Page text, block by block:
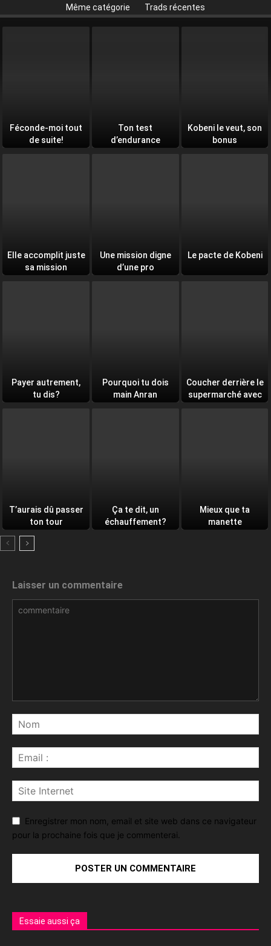
Même catégorie Trads récentes
Féconde-moi tout
de suite!
Ton test
d’endurance
Kobeni le veut, son
bonus
Elle accomplit juste
sa mission
Une mission digne
d’une pro
Le pacte de Kobeni
Payer autrement,
tu dis?
Pourquoi tu dois
main Anran
Coucher derrière le
supermarché avec
T’aurais dû passer
ton tour
Ça te dit, un
échauffement?
Mieux que ta
manette
Laisser un commentaire
Enregistrer mon nom, email et site web dans ce navigateur
pour la prochaine fois que je commenterai.
Essaie aussi ça